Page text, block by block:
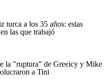
turca a los 35 años: estas
las que trabajó
la "ruptura" de Greeicy y Mike
a Tini